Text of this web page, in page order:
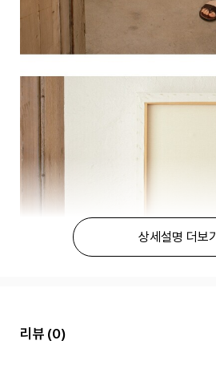
상세설명 더보기
리뷰 (0)